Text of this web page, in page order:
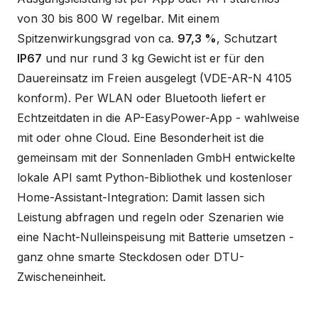
von 30 bis 800 W regelbar. Mit einem
Spitzenwirkungsgrad von ca. 97,3 %, Schutzart
IP67 und nur rund 3 kg Gewicht ist er für den
Dauereinsatz im Freien ausgelegt (VDE-AR-N 4105
konform). Per WLAN oder Bluetooth liefert er
Echtzeitdaten in die AP-EasyPower-App - wahlweise
mit oder ohne Cloud. Eine Besonderheit ist die
gemeinsam mit der Sonnenladen GmbH entwickelte
lokale API samt Python-Bibliothek und kostenloser
Home-Assistant-Integration: Damit lassen sich
Leistung abfragen und regeln oder Szenarien wie
eine Nacht-Nulleinspeisung mit Batterie umsetzen -
ganz ohne smarte Steckdosen oder DTU-
Zwischeneinheit.